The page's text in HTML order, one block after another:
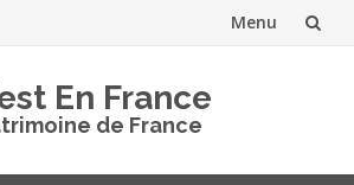
Menu
En France
de France